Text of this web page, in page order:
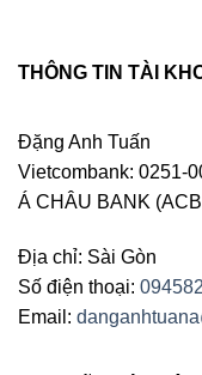
THÔNG TIN TÀI
Đặng Anh Tuấn
Vietcombank: 0251-
Á CHÂU BANK
Địa chỉ: Sài Gòn
Số điện thoại:
Email: